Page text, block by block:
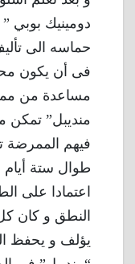
دومينيك بوبي
حماسه الى
فى أن يكون
مساعدة من
منديبل” تمكن
فيهم الممرضة
طوال ستة أيام
اعتمادا على
النطق و كان
يؤلف و يحفظ